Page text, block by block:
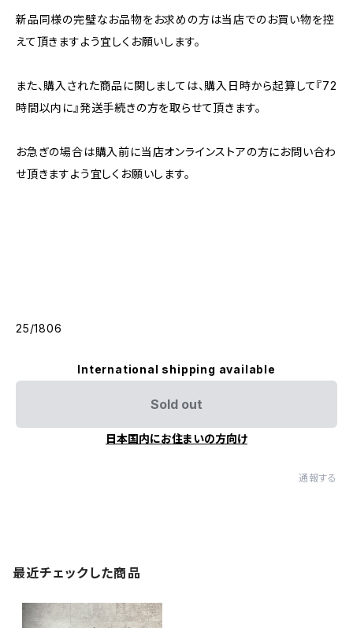
新品同様の完璧なお品物をお求めの方は当店でのお買い物を控
えて頂きますよう宜しくお願いします。
また、購入された商品に関しましては、購入日時から起算して『72
時間以内に』発送手続きの方を取らせて頂きます。
お急ぎの場合は購入前に当店オンラインストアの方にお問い合わ
せ頂きますよう宜しくお願いします。
25/1806
International shipping available
Sold out
日本国内にお住まいの方向け
通報する
最近チェックした商品